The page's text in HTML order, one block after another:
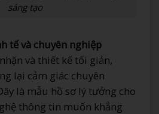
sáng tạo
tế và chuyên nghiệp
và thiết kế tối giản,
lại cảm giác chuyên
là mẫu hồ sơ lý tưởng cho
thông tin muốn khẳng